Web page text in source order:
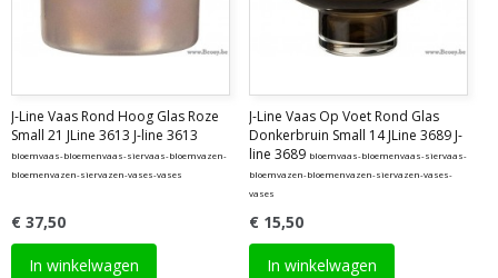
J-Line Vaas Rond Hoog Glas Roze
Small 21 JLine 3613 J-line 3613
bloemvaas-bloemenvaas-siervaas-bloemvazen-
bloemenvazen-siervazen-vases-vases
€ 37,50
In winkelwagen
J-Line Vaas Op Voet Rond Glas
Donkerbruin Small 14 JLine 3689 J-
line 3689 bloemvaas-bloemenvaas-siervaas-
bloemvazen-bloemenvazen-siervazen-vases-
vases
€ 15,50
In winkelwagen